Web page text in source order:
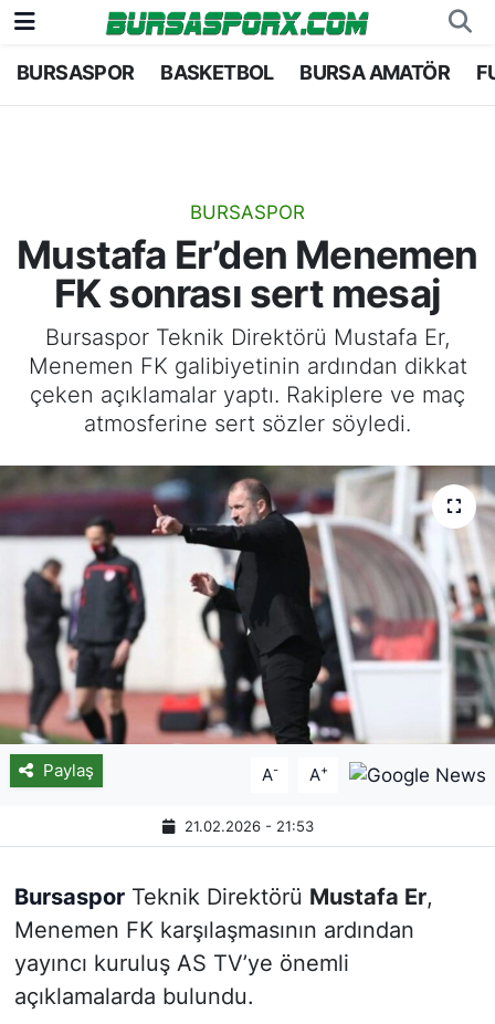
BURSASPOR BASKETBOL BURSA AMATÖR
BURSASPOR
Mustafa Er’den Menemen
FK sonrası sert mesaj
Bursaspor Teknik Direktörü Mustafa Er,
Menemen FK galibiyetinin ardından dikkat
çeken açıklamalar yaptı. Rakiplere ve maç
atmosferine sert sözler söyledi.
Paylaş A- A+
21.02.2026 - 21:53
BursasporTeknik Direktörü Mustafa Er,
Menemen FK karşılaşmasının ardından
yayıncı kuruluş AS TV’ye önemli
açıklamalarda bulundu.
Bursaspor
Bursa Amatör
Hentbol
Voleybol
Genel
Bursa Nöbetçi Eczaneler
Bursa Trafik Yoğunluk Haritası
TFF 1.Lig Puan Durumu ve Fikstür
Tüm Manşetler
Son Dakika Haberleri
Haber Arşivi